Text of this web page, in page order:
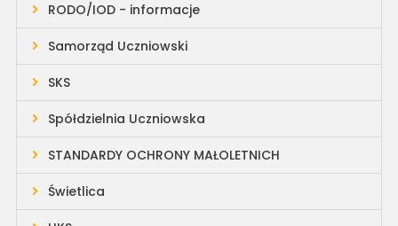
RODO/IOD - informacje
Samorząd Uczniowski
SKS
Spółdzielnia Uczniowska
STANDARDY OCHRONY MAŁOLETNICH
Świetlica